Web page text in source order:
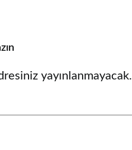
yayınlanmayacak.